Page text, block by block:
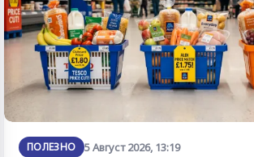
ПОЛЕЗНО 5 Август 2026, 13:19